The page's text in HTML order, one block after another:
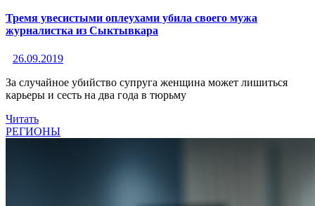
Тремя увесистыми оплеухами убила своего мужа
журналистка из Сыктывкара
26.09.2019
За случайное убийство супруга женщина может лишиться
карьеры и сесть на два года в тюрьму
Читать
РЕГИОНЫ